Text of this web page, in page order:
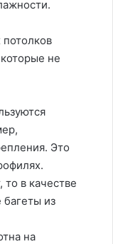
не
Это
то в качестве
из
на